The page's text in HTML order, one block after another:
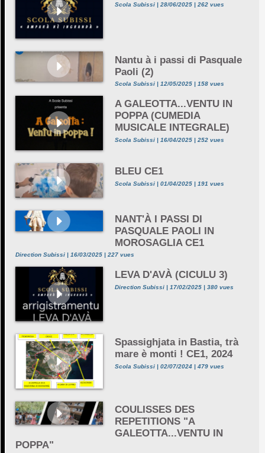
Scola Subissi | 28/06/2025 | 262 vues
Nantu à i passi di Pasquale
Paoli (2)
Scola Subissi | 12/05/2025 | 158 vues
A GALEOTTA...VENTU IN
POPPA (CUMEDIA
MUSICALE INTEGRALE)
Scola Subissi | 16/04/2025 | 252 vues
BLEU CE1
Scola Subissi | 01/04/2025 | 191 vues
NANT'À I PASSI DI
PASQUALE PAOLI IN
MOROSAGLIA CE1
Direction Subissi | 16/03/2025 | 227 vues
LEVA D'AVÀ (CICULU 3)
Direction Subissi | 17/02/2025 | 380 vues
Spassighjata in Bastia, trà
mare è monti ! CE1, 2024
Scola Subissi | 02/07/2024 | 479 vues
COULISSES DES
REPETITIONS "A
GALEOTTA...VENTU IN
POPPA"